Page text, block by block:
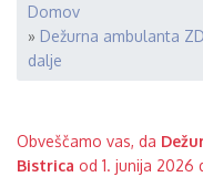
Breadcrumb
Domov
Dežurna ambulanta
dalje
Obveščamo vas, da
Bistrica od 1. junija 2026